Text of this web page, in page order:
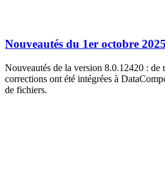
Nouveautés du 1er octobre 2025
Nouveautés de la version 8.0.12420 : de
corrections ont été intégrées à
de fichiers.